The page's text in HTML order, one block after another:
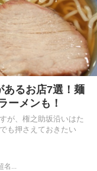
あるお店7選！麺
ーメンも！
が、権之助坂沿いはた
も押さえておきたい
...